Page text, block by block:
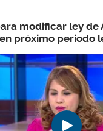
modificar ley de
próximo periodo